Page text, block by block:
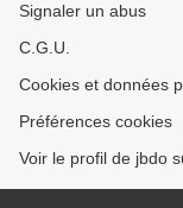
Signaler un abus
C.G.U.
Cookies et données
Préférences cookies
Voir le profil de jbdo